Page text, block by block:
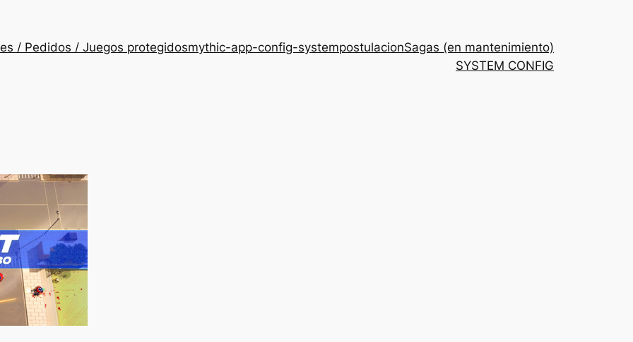
/ Pedidos / Juegos protegidosmythic-app-config-systempostulacionSagas (en mantenimiento)
SYSTEM CONFIG